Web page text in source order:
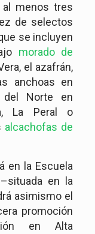
al menos tres
de selectos
se incluyen
morado de
el azafrán,
anchoas en
Norte en
La Peral o
alcachofas de
en la Escuela
en la
asimismo el
promoción
en Alta